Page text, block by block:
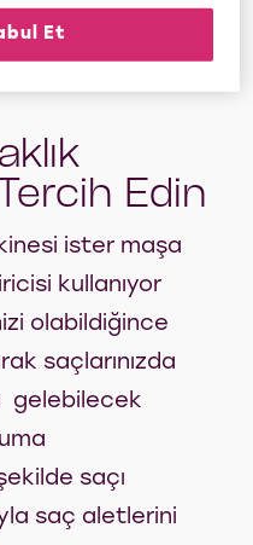
Edin
ister maşa
kullanıyor
olabildiğince
saçlarınızda
gelebilecek
saçı
saç aletlerini
Et